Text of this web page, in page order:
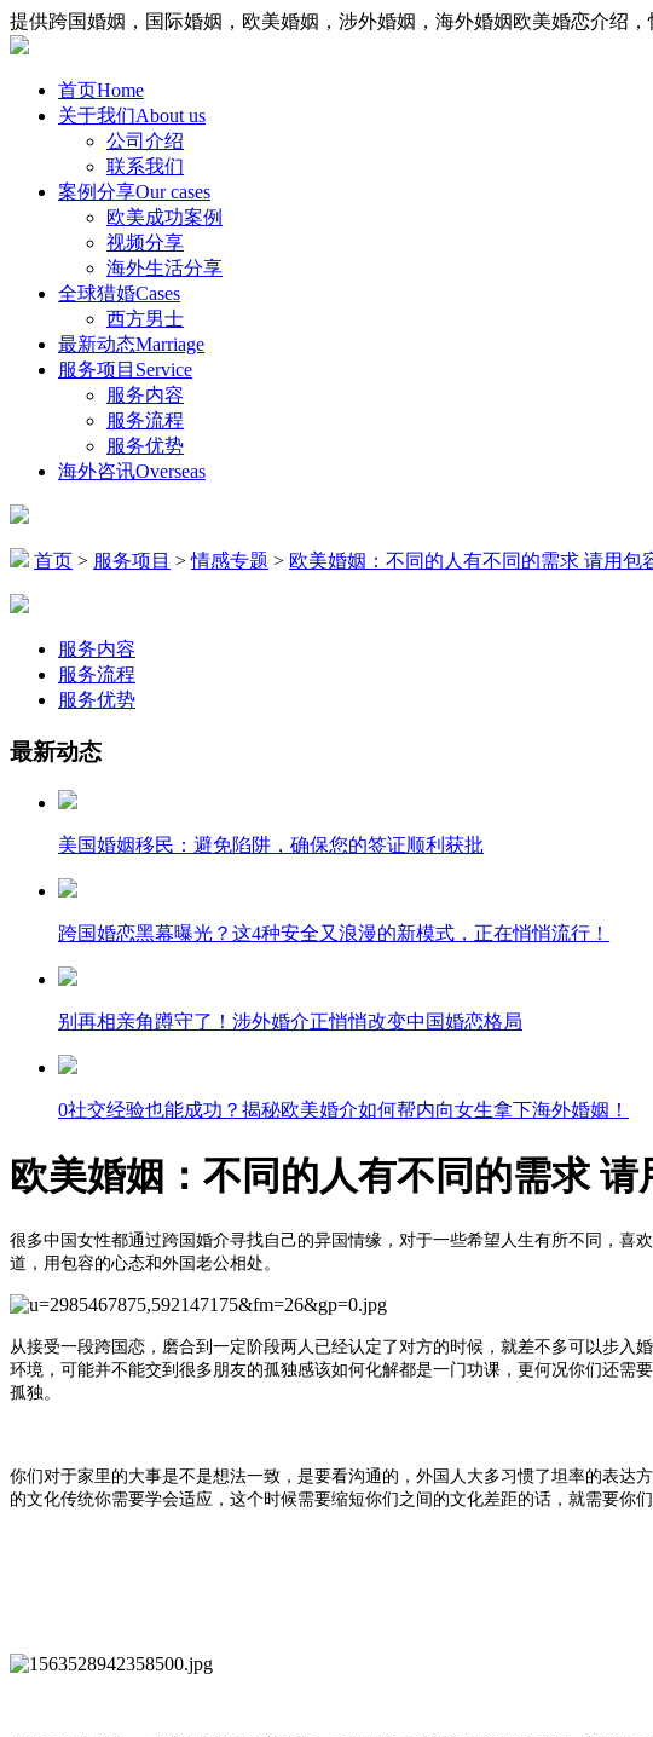
提供跨国婚姻，国际婚姻，欧美婚姻，涉外婚姻，海外婚姻欧美婚恋介绍，
首页Home
关于我们About us
公司介绍
联系我们
案例分享Our cases
欧美成功案例
视频分享
海外生活分享
全球猎婚Cases
西方男士
最新动态Marriage
服务项目 Service
服务内容
服务流程
服务优势
海外咨讯Overseas
首页 > 服务项目 >情感专题 > 欧美婚姻：不同的人有不同的需求 请用包
服务内容
服务流程
服务优势
最新动态
美国婚姻移民：避免陷阱，确保您的签证顺利获批
跨国婚恋黑幕曝光？这4种安全又浪漫的新模式，正在悄悄流行！
别再相亲角蹲守了！涉外婚介正悄悄改变中国婚恋格局
0社交经验也能成功？揭秘欧美婚介如何帮内向女生拿下海外婚姻！
欧美婚姻：不同的人有不同的需求
很多中国女性都通过跨国婚介寻找自己的异国情缘，对于一些希望人生有所不同，喜
道，用包容的心态和外国老公相处。
从接受一段跨国恋，磨合到一定阶段两人已经认定了对方的时候，就差不多可以步
环境，可能并不能交到很多朋友的孤独感该如何化解都是一门功课，更何况你们还
孤独。
你们对于家里的大事是不是想法一致，是要看沟通的，外国人大多习惯了坦率的表达
的文化传统你需要学会适应，这个时候需要缩短你们之间的文化差距的话，就需要你